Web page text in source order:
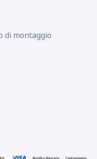
di montaggio